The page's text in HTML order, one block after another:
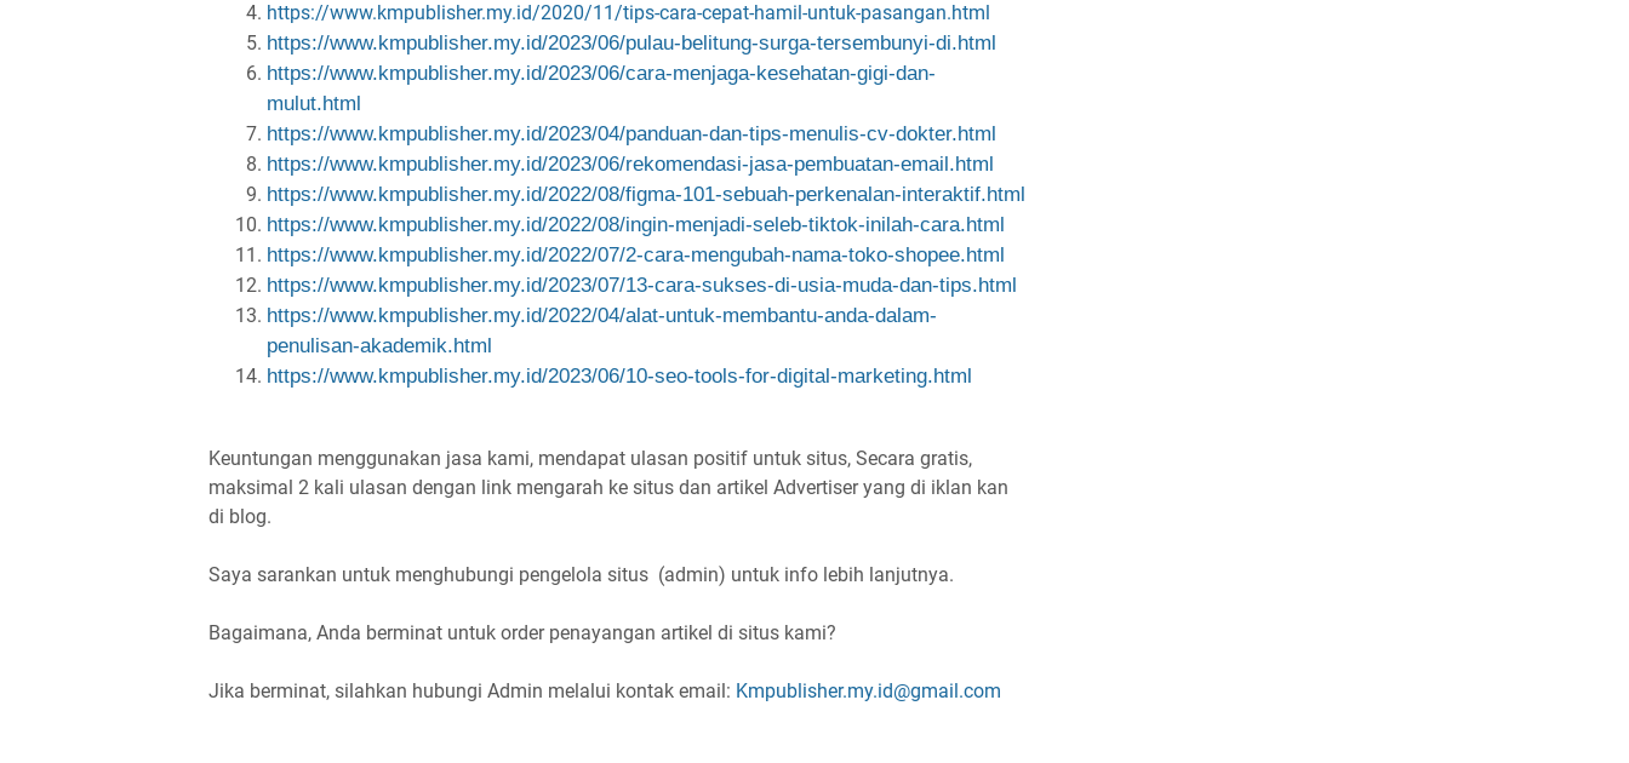
https://www.kmpublisher.my.id/2020/11/tips-cara-cepat-hamil-untuk-pasangan.html
https://www.kmpublisher.my.id/2023/06/pulau-belitung-surga-tersembunyi-di.html
https://www.kmpublisher.my.id/2023/06/cara-menjaga-kesehatan-gigi-dan-
mulut.html
https://www.kmpublisher.my.id/2023/04/panduan-dan-tips-menulis-cv-dokter.html
https://www.kmpublisher.my.id/2023/06/rekomendasi-jasa-pembuatan-email.html
https://www.kmpublisher.my.id/2022/08/figma-101-sebuah-perkenalan-interaktif.html
https://www.kmpublisher.my.id/2022/08/ingin-menjadi-seleb-tiktok-inilah-cara.html
https://www.kmpublisher.my.id/2022/07/2-cara-mengubah-nama-toko-shopee.html
https://www.kmpublisher.my.id/2023/07/13-cara-sukses-di-usia-muda-dan-tips.html
https://www.kmpublisher.my.id/2022/04/alat-untuk-membantu-anda-dalam-
penulisan-akademik.html
https://www.kmpublisher.my.id/2023/06/10-seo-tools-for-digital-marketing.html
Keuntungan menggunakan jasa kami, mendapat ulasan positif untuk situs, Secara gratis,
maksimal 2 kali ulasan dengan link mengarah ke situs dan artikel Advertiser yang di iklan kan
di blog.
Saya sarankan untuk menghubungi pengelola situs (admin) untuk info lebih lanjutnya.
Bagaimana, Anda berminat untuk order penayangan artikel di situs kami?
Jika berminat, silahkan hubungi Admin melalui kontak email: Kmpublisher.my.id@gmail.com